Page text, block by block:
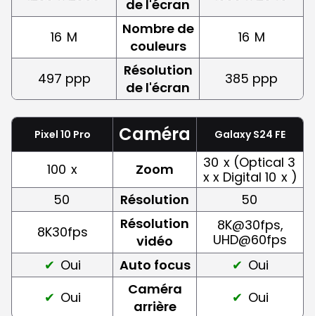
de l'écran
16 M
Nombre de
couleurs
16 M
497 ppp
Résolution
de l'écran
385 ppp
Pixel 10 Pro Caméra Galaxy S24 FE
100 x Zoom 30 x (Optical 3
x x Digital 10 x )
50
Résolution
50
8K30fps
Résolution
vidéo
8K@30fps,
UHD@60fps
Oui
Auto focus
Oui
Oui
Caméra
arrière
Oui